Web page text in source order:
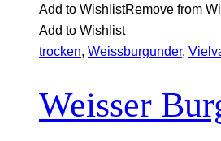
Add to WishlistRemove from
Add to Wishlist
trocken, Weissburgunder,
Weisser